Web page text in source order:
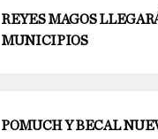
REYES MAGOS
MUNICIPIOS
POMUCH Y BECAL